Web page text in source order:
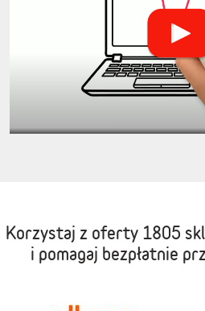
Korzystaj z oferty 1805
i pomagaj bezpłatnie